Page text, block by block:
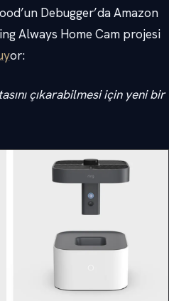
Debugger’da Amazon
Always Home Cam projesi
or:
çıkarabilmesi için yeni bir